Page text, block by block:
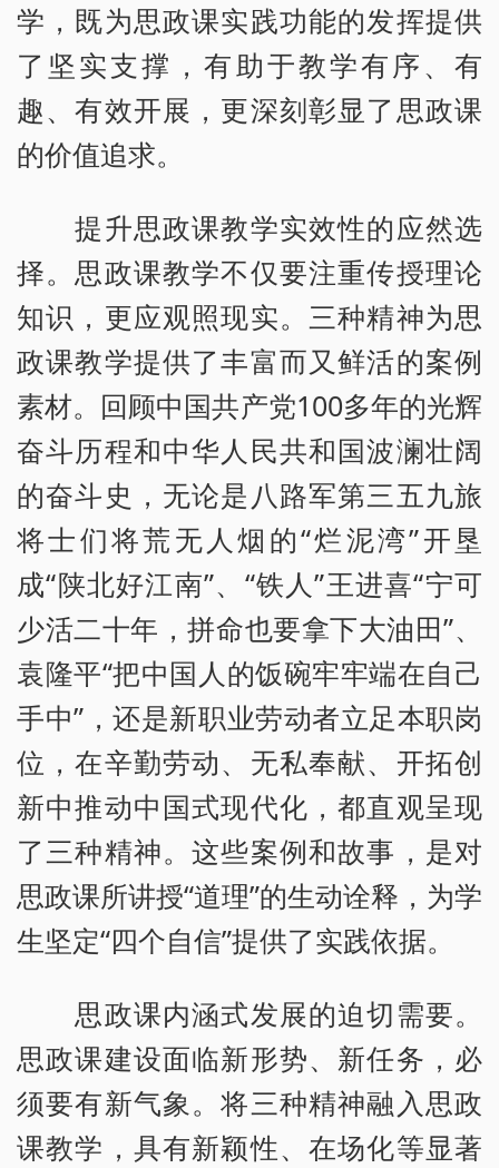
学，既为思政课实践功能的发挥提供
了坚实支撑，有助于教学有序、有
趣、有效开展，更深刻彰显了思政课
的价值追求。
提升思政课教学实效性的应然选
择。思政课教学不仅要注重传授理论
知识，更应观照现实。三种精神为思
政课教学提供了丰富而又鲜活的案例
素材。回顾中国共产党100多年的光辉
奋斗历程和中华人民共和国波澜壮阔
的奋斗史，无论是八路军第三五九旅
将士们将荒无人烟的“烂泥湾”开垦
成“陕北好江南”、“铁人”王进喜“宁可
少活二十年，拼命也要拿下大油田”、
袁隆平“把中国人的饭碗牢牢端在自己
手中”，还是新职业劳动者立足本职岗
位，在辛勤劳动、无私奉献、开拓创
新中推动中国式现代化，都直观呈现
了三种精神。这些案例和故事，是对
思政课所讲授“道理”的生动诠释，为学
生坚定“四个自信”提供了实践依据。
思政课内涵式发展的迫切需要。
思政课建设面临新形势、新任务，必
须要有新气象。将三种精神融入思政
课教学，具有新颖性、在场化等显著